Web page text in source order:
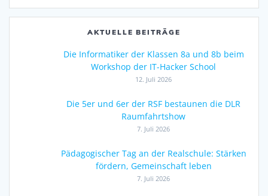
AKTUELLE BEITRÄGE
Die Informatiker der Klassen 8a und 8b beim
Workshop der IT-Hacker School
12. Juli 2026
Die 5er und 6er der RSF bestaunen die DLR
Raumfahrtshow
7. Juli 2026
Pädagogischer Tag an der Realschule: Stärken
fördern, Gemeinschaft leben
7. Juli 2026